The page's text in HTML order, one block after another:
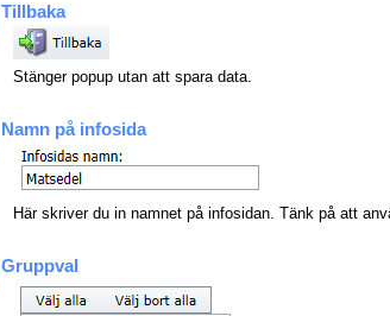
Tillbaka
Stänger popup utan att spara data.
Namn på infosida
Här skriver du in namnet på infosidan. Tänk på att
Gruppval